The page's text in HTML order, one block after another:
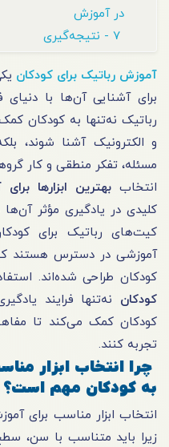
در آموزش
آموزش رباتیک برای کودکان
برای آشنایی آن‌ها با
رباتیک نه‌تنها به کودکان
و الکترونیک آشنا شوند،
مسئله، تفکر منطقی و کار
انتخاببهترین ابزارها
کلیدی در یادگیری مؤثر آن‌ها
کیت‌های رباتیک برای
آموزشی در دسترس هستند
کودکان طراحی شده‌اند.
کودکان نه‌تنها فرایند
کودکان کمک می‌کند تا
تجربه کنند.
چرا انتخاب ابزار
به کودکان مهم است؟
انتخاب ابزار مناسب برای
زیرا باید متناسب با سن،